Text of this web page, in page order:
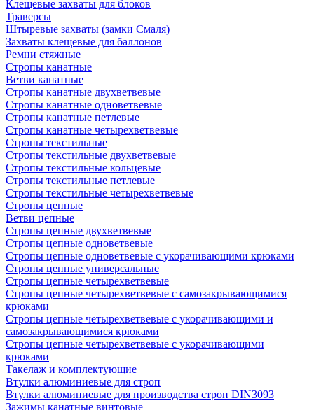
Клещевые захваты для блоков
Траверсы
Штыревые захваты (замки Смаля)
Захваты клещевые для баллонов
Ремни стяжные
Стропы канатные
Ветви канатные
Стропы канатные двухветвевые
Стропы канатные одноветвевые
Стропы канатные петлевые
Стропы канатные четырехветвевые
Стропы текстильные
Стропы текстильные двухветвевые
Стропы текстильные кольцевые
Стропы текстильные петлевые
Стропы текстильные четырехветвевые
Стропы цепные
Ветви цепные
Стропы цепные двухветвевые
Стропы цепные одноветвевые
Стропы цепные одноветвевые с укорачивающими крюками
Стропы цепные универсальные
Стропы цепные четырехветвевые
Стропы цепные четырехветвевые с самозакрывающимися
крюками
Стропы цепные четырехветвевые с укорачивающими и
самозакрывающимися крюками
Стропы цепные четырехветвевые с укорачивающими
крюками
Такелаж и комплектующие
Втулки алюминиевые для строп
Втулки алюминиевые для производства строп DIN3093
Зажимы канатные винтовые